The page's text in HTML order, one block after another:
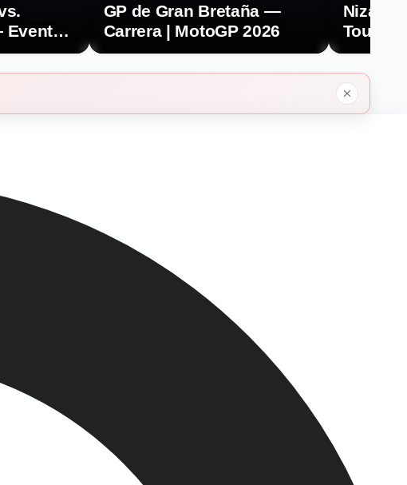
Evento
Night
GP de Gran Bretaña —
Carrera | MotoGP 2026
Niza –
Tour
2026